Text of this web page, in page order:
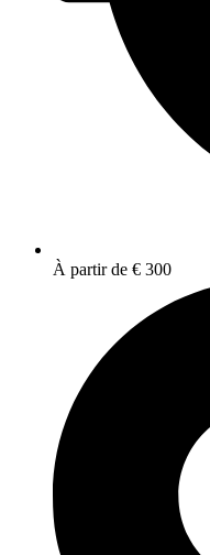
À partir de € 300